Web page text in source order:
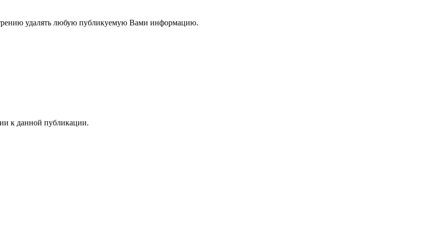
удалять любую публикуемую Вами информацию.
к данной публикации.